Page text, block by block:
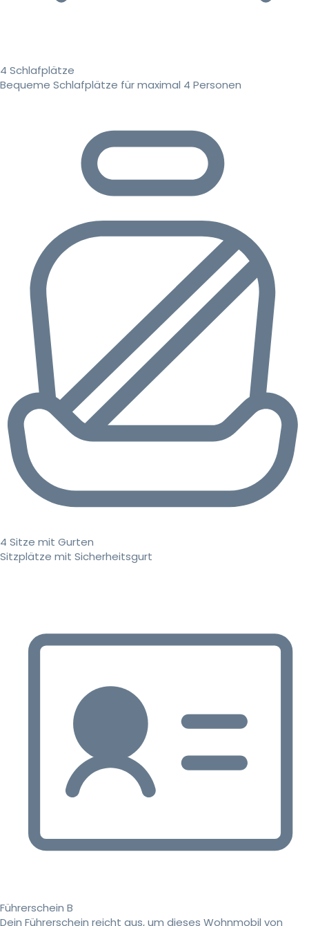
4 Schlafplätze
Bequeme Schlafplätze für maximal 4 Personen
4 Sitze mit Gurten
Sitzplätze mit Sicherheitsgurt
Führerschein B
Dein Führerschein reicht aus, um dieses Wohnmobil von